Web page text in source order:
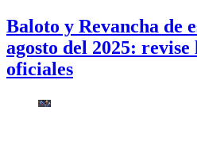
Baloto y Revancha de
agosto del 2025: revise
oficiales